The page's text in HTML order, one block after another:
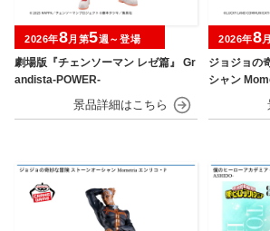
劇場版『チェンソーマン レゼ篇』 Gr
andista-POWER-
2026年8月第5週～登場
ジョジョの
シャン
2026年8